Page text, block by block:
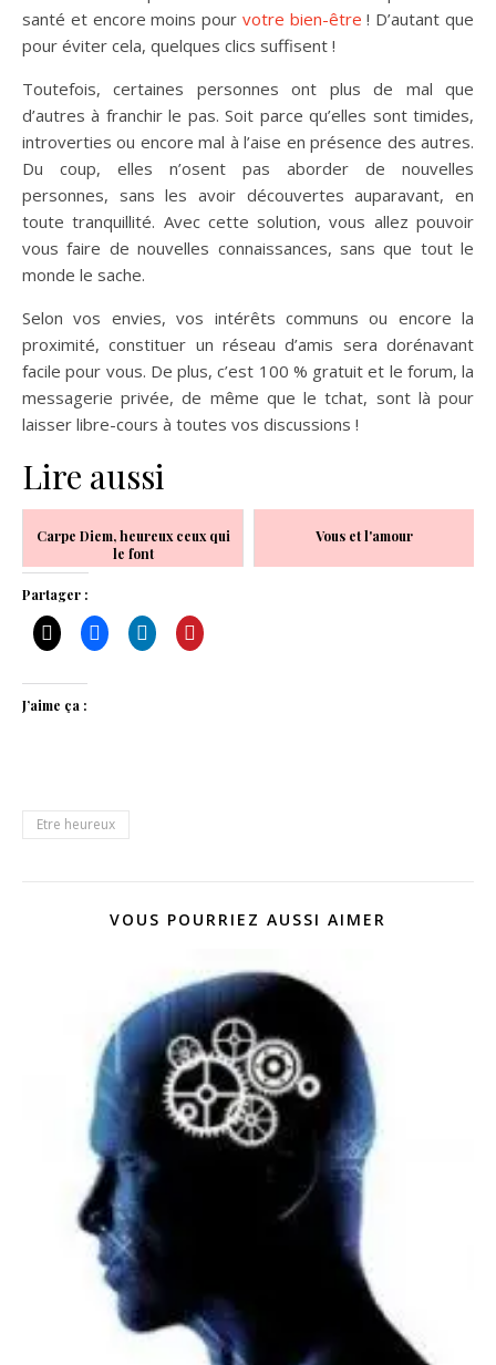
santé et encore moins pour votre bien-être ! D’autant que
pour éviter cela, quelques clics suffisent !
Toutefois, certaines personnes ont plus de mal que
d’autres à franchir le pas. Soit parce qu’elles sont timides,
introverties ou encore mal à l’aise en présence des autres.
Du coup, elles n’osent pas aborder de nouvelles
personnes, sans les avoir découvertes auparavant, en
toute tranquillité. Avec cette solution, vous allez pouvoir
vous faire de nouvelles connaissances, sans que tout le
monde le sache.
Selon vos envies, vos intérêts communs ou encore la
proximité, constituer un réseau d’amis sera dorénavant
facile pour vous. De plus, c’est 100 % gratuit et le forum, la
messagerie privée, de même que le tchat, sont là pour
laisser libre-cours à toutes vos discussions !
Lire aussi
Carpe Diem, heureux ceux qui
le font
Vous et l'amour
Partager :
J’aime ça :
Etre heureux
VOUS POURRIEZ AUSSI AIMER